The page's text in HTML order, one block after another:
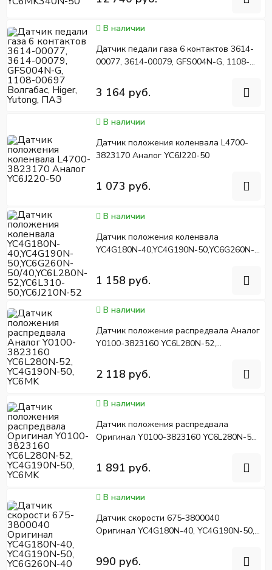
В наличии
Датчик педали газа 6 контактов 3614-
00077, 3614-00079, GFS004N-G, 1108-
3 164 руб.
В наличии
Датчик положения коленвала L4700-
3823170 Аналог YC6J220-50
1 073 руб.
В наличии
Датчик положения коленвала
YC4G180N-40,YC4G190N-50,YC6G260N-
50,YC6J210N-52
1 158 руб.
В наличии
Датчик положения распредвала Аналог
Y0100-3823160 YC6L280N-52,
2 118 руб.
В наличии
Датчик положения распредвала
Оригинал Y0100-3823160 YC6L280N-52,
1 891 руб.
В наличии
Датчик скорости 675-3800040
Оригинал YC4G180N-40, YC4G190N-50,
990 руб.